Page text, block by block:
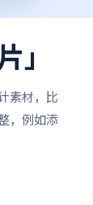
」
素材，比
，例如添